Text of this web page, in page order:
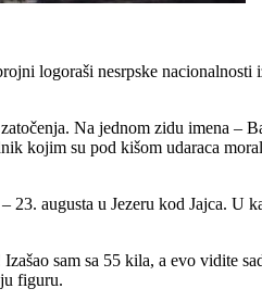
logoraši nesrpske nacionalnosti
Na jednom zidu imena –
kojim su pod kišom udaraca
augusta u Jezeru kod Jajca. U
sam sa 55 kila, a evo vidite
figuru.